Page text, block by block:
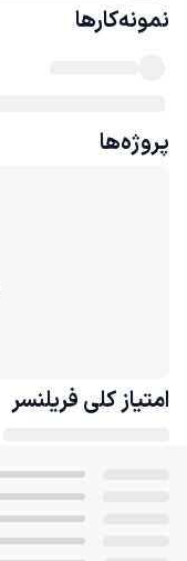
نمونه‌کارها
پروژه‌ها
امتیاز کلی فریلنسر